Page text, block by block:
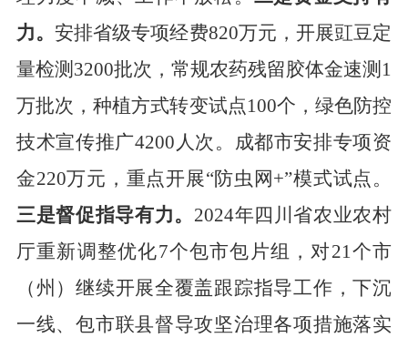
力。安排省级专项经费820万元，开展豇豆定
量检测 3200批次， 常规农药残留胶体金速测 1
万批次，种植方式转变试点100个 ， 绿色防控
技术宣传推广4200 人次 。成都市安排专项资
金220万元，重点开展“防虫网+”模式试点。
三是督促指导有力。 2024年四川省农业农村
厅重新调整优化7个包市包片组，对21个市
（州）继续开展全覆盖跟踪指导工作，下沉
一线、包市联县督导攻坚治理各项措施落实